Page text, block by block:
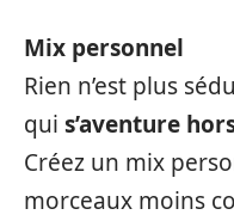
Mix personnel
Rien n’est plus
qui s’aventure
Créez un mix
morceaux moins